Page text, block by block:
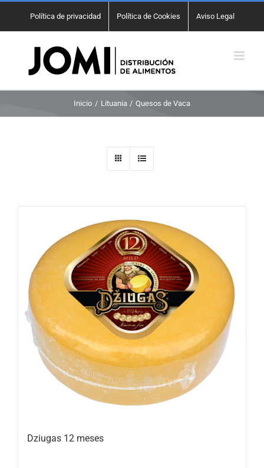
Política de privacidad Política de Cookies Aviso Legal
Inicio Lituania Quesos de Vaca
Dziugas 12 meses